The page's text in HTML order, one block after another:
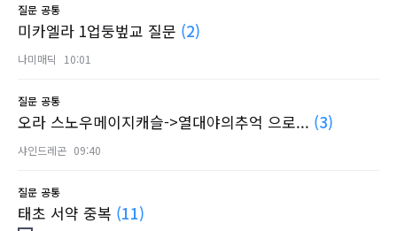
질문 공통
미카엘라 1업둥벞교 질문 (2)
나미매딕 10:01
질문 공통
오라 스노우메이지캐슬->열대야의추억 으로... (3)
샤인드레곤 09:40
질문 공통
태초 서약 중복 (11)